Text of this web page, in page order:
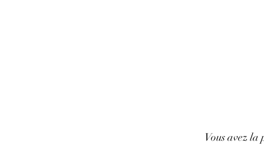
Vous avez